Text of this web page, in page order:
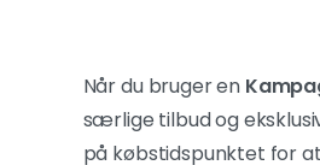
Når du bruger en
særlige tilbud og
på købstidspunktet for